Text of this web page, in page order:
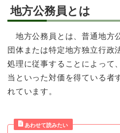
地方公務員とは
地方公務員とは、普通地方
団体または特定地方独立行政
処理に従事することによって
当といった対価を得ている者
れています。